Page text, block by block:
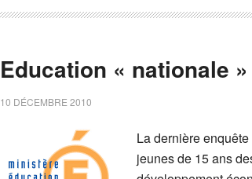
Education « nationale
10 DÉCEMBRE 2010
La dernière
jeunes de 15 ans